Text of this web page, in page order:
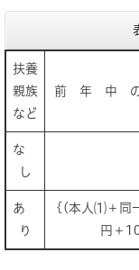
扶養
親族
など
前 年 中 の
な
し
あ
り
{(本人⑴＋同
円＋